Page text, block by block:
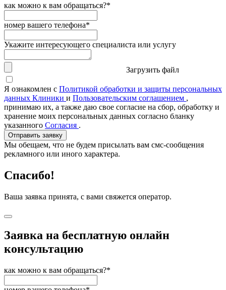
как можно к вам обращаться?*
номер вашего телефона*
Укажите интересующего специалиста или услугу
Загрузить файл
Я ознакомлен с Политикой обработки и защиты персональных
данных Клиники и Пользовательским соглашением ,
принимаю их, а также даю свое согласие на сбор, обработку и
хранение моих персональных данных согласно бланку
указанного Согласия .
Отправить заявку
Мы обещаем, что не будем присылать вам смс-сообщения
рекламного или иного характера.
Спасибо!
Ваша заявка принята, с вами свяжется оператор.
Заявка на бесплатную онлайн
консультацию
как можно к вам обращаться?*